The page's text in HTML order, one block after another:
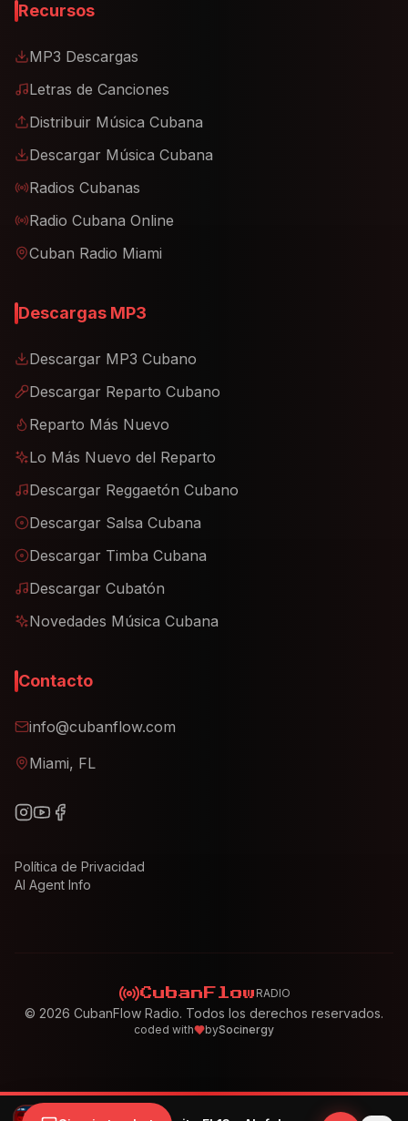
Recursos
MP3 Descargas
Letras de Canciones
Distribuir Música Cubana
Descargar Música Cubana
Radios Cubanas
Radio Cubana Online
Cuban Radio Miami
Descargas MP3
Descargar MP3 Cubano
Descargar Reparto Cubano
Reparto Más Nuevo
Lo Más Nuevo del Reparto
Descargar Reggaetón Cubano
Descargar Salsa Cubana
Descargar Timba Cubana
Descargar Cubatón
Novedades Música Cubana
Contacto
info@cubanflow.com
Miami, FL
Política de Privacidad
AI Agent Info
CubanFlow RADIO
© 2026 CubanFlow Radio. Todos los derechos reservados.
coded with bySocinergy